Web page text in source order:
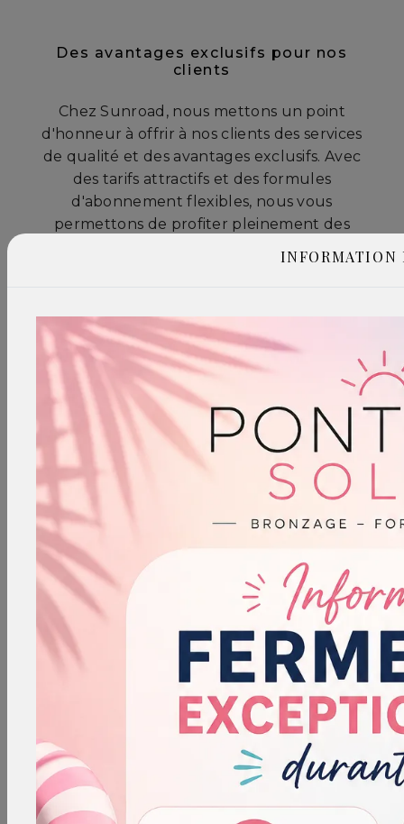
INFORMATION
Des avantages exclusifs pour nos
clients
Chez Sunroad, nous mettons un point
d'honneur à offrir à nos clients des services
de qualité et des avantages exclusifs. Avec
des tarifs attractifs et des formules
d'abonnement flexibles, nous vous
permettons de profiter pleinement des
Sunroad pour une expérience d'aquabike
en cabine individuelle inoubliable à Paris 17e
Arrondissement. Contactez-nous pour
réserver votre séance et découvrir tous les
avantages que nous vous proposons !
En savoir
Contactez-
nous